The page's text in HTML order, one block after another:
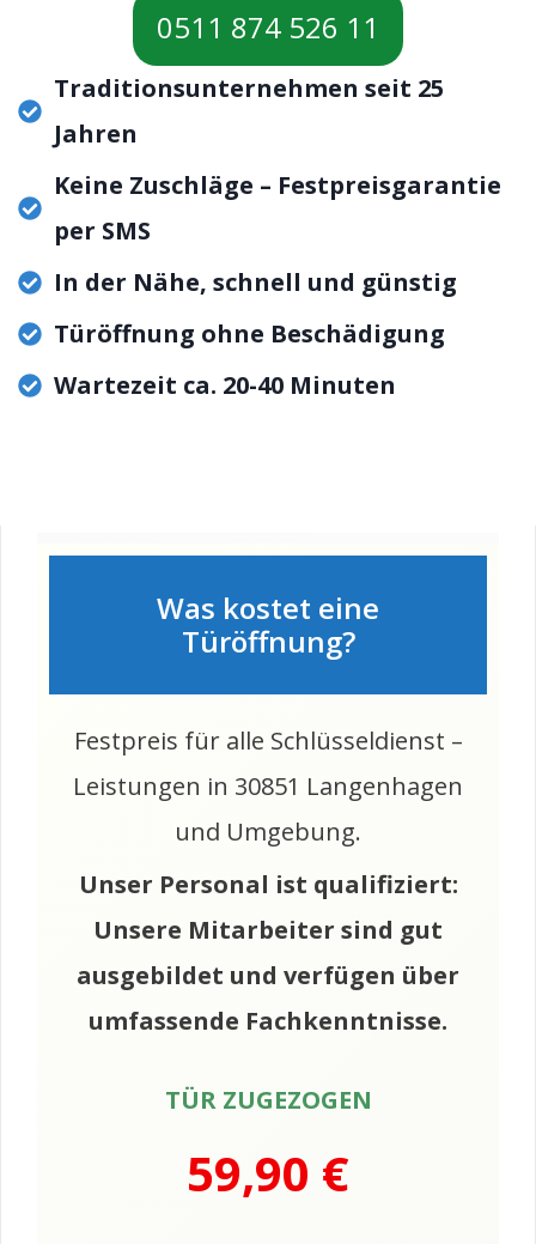
0511 874 526 11
Traditionsunternehmen seit 25
Jahren
Keine Zuschläge – Festpreisgarantie
per SMS
In der Nähe, schnell und günstig
Türöffnung ohne Beschädigung
Wartezeit ca. 20-40 Minuten
Was kostet eine
Türöffnung?
Festpreis für alle Schlüsseldienst –
Leistungen in 30851 Langenhagen
und Umgebung.
Unser Personal ist qualifiziert:
Unsere Mitarbeiter sind gut
ausgebildet und verfügen über
umfassende Fachkenntnisse.
TÜR ZUGEZOGEN
59,90 €